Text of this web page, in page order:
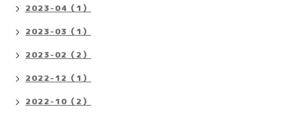
2023-04（1）
2023-03（1）
2023-02（2）
2022-12（1）
2022-10（2）